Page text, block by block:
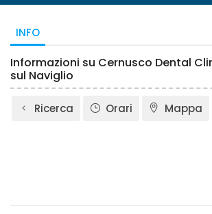
INFO
Informazioni su Cernusco Dental
sul Naviglio
Ricerca Orari Mappa